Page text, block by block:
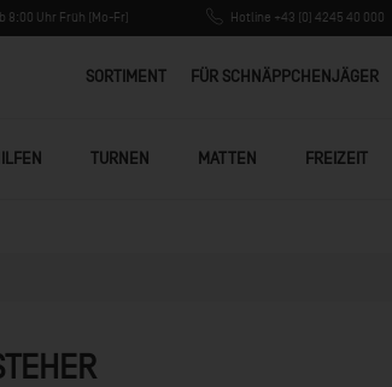
8:00 Uhr Früh (Mo-Fr) Hotline +43 (0) 4245 40 000
SORTIMENT FÜR SCHNÄPPCHENJÄGER
TURNEN MATTEN FREIZEIT